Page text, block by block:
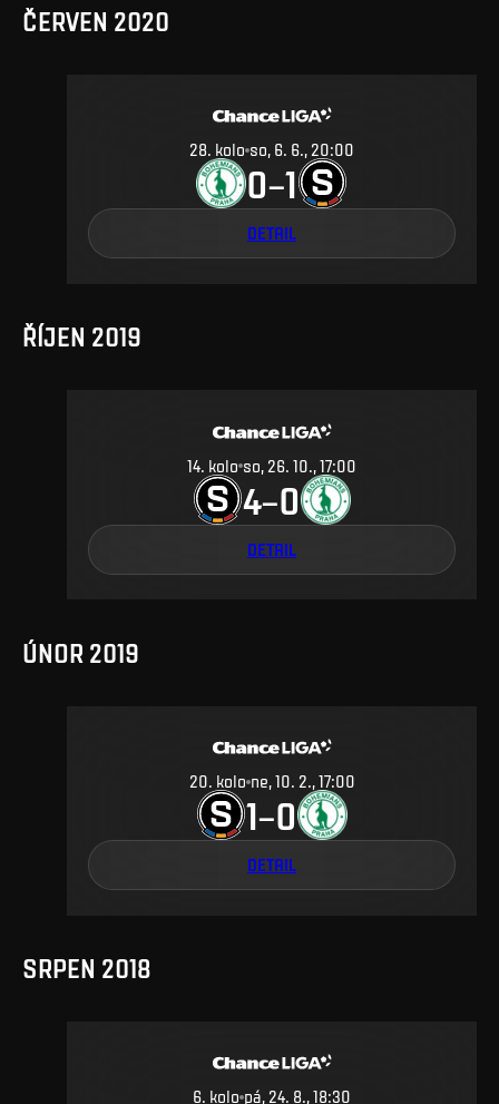
ČERVEN 2020
28. kolo so, 6. 6., 20:00
0–1
DETAIL
ŘÍJEN 2019
14. kolo so, 26. 10., 17:00
4–0
DETAIL
ÚNOR 2019
20. kolo ne, 10. 2., 17:00
1–0
DETAIL
SRPEN 2018
6. kolo pá, 24. 8., 18:30